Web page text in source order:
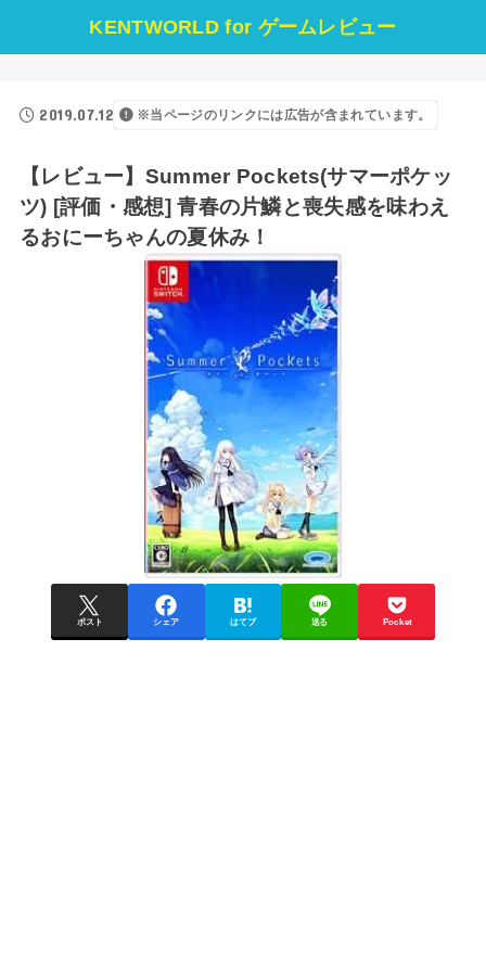
KENTWORLD for ゲームレビュー
2019.07.12 ※当ページのリンクには広告が含まれています。
【レビュー】Summer Pockets(サマーポケッ
ツ) [評価・感想] 青春の片鱗と喪失感を味わえ
るおにーちゃんの夏休み！
ポスト シェア はてブ 送る Pocket